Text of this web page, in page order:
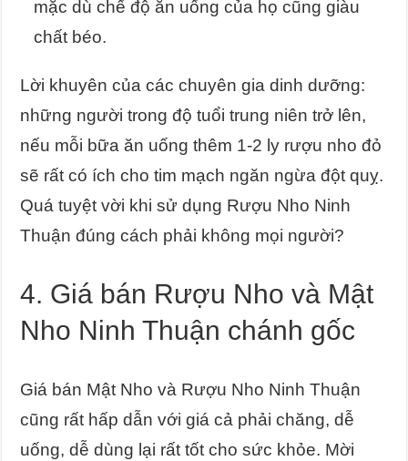
mặc dù chế độ ăn uống của họ cũng giàu
chất béo.
Lời khuyên của các chuyên gia dinh dưỡng:
những người trong độ tuổi trung niên trở lên,
nếu mỗi bữa ăn uống thêm 1-2 ly rượu nho đỏ
sẽ rất có ích cho tim mạch ngăn ngừa đột quỵ.
Quá tuyệt vời khi sử dụng Rượu Nho Ninh
Thuận đúng cách phải không mọi người?
4. Giá bán Rượu Nho và Mật
Nho Ninh Thuận chánh gốc
Giá bán Mật Nho và Rượu Nho Ninh Thuận
cũng rất hấp dẫn với giá cả phải chăng, dễ
uống, dễ dùng lại rất tốt cho sức khỏe. Mời